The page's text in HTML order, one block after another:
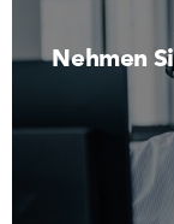
Nehmen